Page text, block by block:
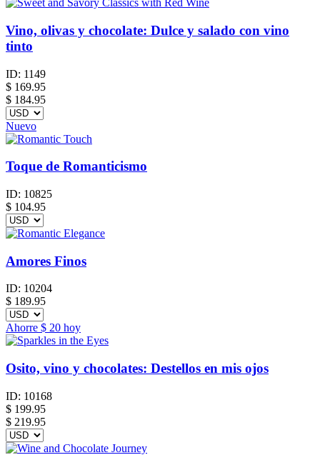
Vino, olivas y chocolate: Dulce y salado con vino
tinto
ID: 1149
$ 169.95
$ 184.95
Nuevo
Toque de Romanticismo
ID: 10825
$ 104.95
Amores Finos
ID: 10204
$ 189.95
Ahorre $ 20 hoy
Osito, vino y chocolates: Destellos en mis ojos
ID: 10168
$ 199.95
$ 219.95